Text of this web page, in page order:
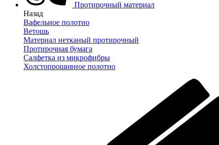
Протирочный материал
Назад
Вафельное полотно
Ветошь
Материал нетканый протирочный
Протирочная бумага
Салфетка из микрофибры
Холстопрошивное полотно